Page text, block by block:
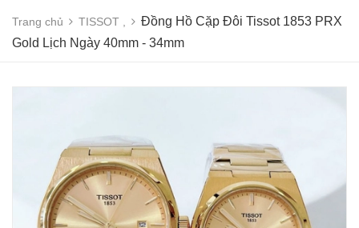
Trang chủ TISSOT ,
Đồng Hồ Cặp Đôi Tissot 1853 PRX
Gold Lịch Ngày 40mm - 34mm